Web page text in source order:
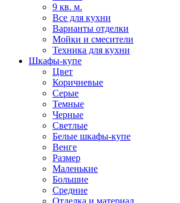
9 кв. м.
Все для кухни
Варианты отделки
Мойки и смесители
Техника для кухни
Шкафы-купе
Цвет
Коричневые
Серые
Темные
Черные
Светлые
Белые шкафы-купе
Венге
Размер
Маленькие
Большие
Средние
Отделка и материал